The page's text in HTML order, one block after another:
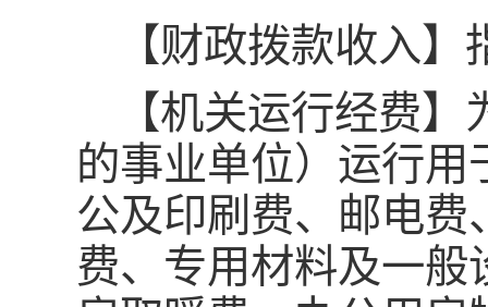
【财政拨款收入
【机关运行经费
的事业单位）运行
公及印刷费、邮电
费、专用材料及一